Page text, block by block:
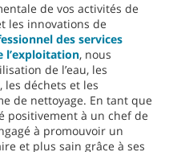
de vos activités de
les innovations de
des services
l’exploitation, nous
de l’eau, les
les déchets et les
de nettoyage. En tant que
positivement à un chef de
à promouvoir un
et plus sain grâce à ses